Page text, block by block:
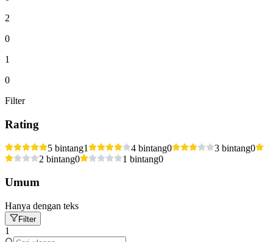
2
0
1
0
Filter
Rating
5 bintang1 4 bintang0 3 bintang0
2 bintang0 1 bintang0
Umum
Hanya dengan teks
Filter
1